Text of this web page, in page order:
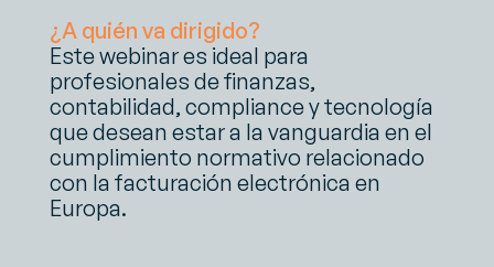
¿A quién va dirigido?
Este webinar es ideal para
profesionales de finanzas,
contabilidad, compliance y tecnología
que desean estar a la vanguardia en el
cumplimiento normativo relacionado
con la facturación electrónica en
Europa.